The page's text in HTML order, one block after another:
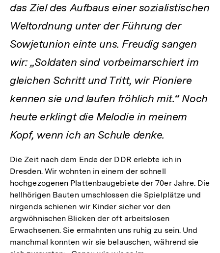
das Ziel des Aufbaus einer sozialistischen
Weltordnung unter der Führung der
Sowjetunion einte uns. Freudig sangen
wir: „Soldaten sind vorbeimarschiert im
gleichen Schritt und Tritt, wir Pioniere
kennen sie und laufen fröhlich mit.“ Noch
heute erklingt die Melodie in meinem
Kopf, wenn ich an Schule denke.
Die Zeit nach dem Ende der DDR erlebte ich in
Dresden. Wir wohnten in einem der schnell
hochgezogenen Plattenbaugebiete der 70er Jahre. Die
hellhörigen Bauten umschlossen die Spielplätze und
nirgends schienen wir Kinder sicher vor den
argwöhnischen Blicken der oft arbeitslosen
Erwachsenen. Sie ermahnten uns ruhig zu sein. Und
manchmal konnten wir sie belauschen, während sie